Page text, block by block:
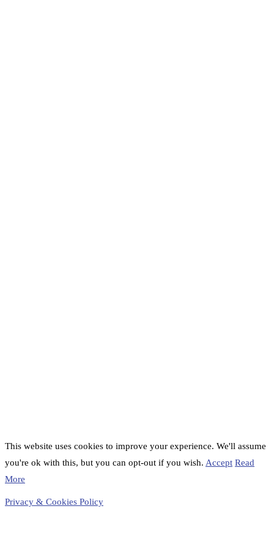
This website uses cookies to improve your experience. We'll assume
you're ok with this, but you can opt-out if you wish. Accept Read
More
Privacy & Cookies Policy